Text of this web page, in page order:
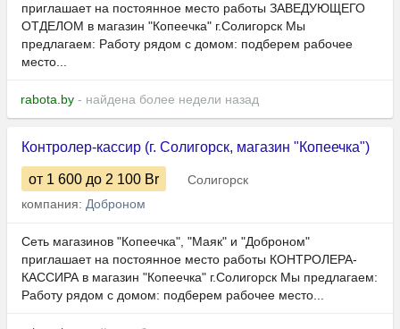
приглашает на постоянное место работы ЗАВЕДУЮЩЕГО
ОТДЕЛОМ в магазин "Копеечка" г.Солигорск Мы
предлагаем: Работу рядом с домом: подберем рабочее
место...
rabota.by - найдена более недели назад
Контролер-кассир (г. Солигорск, магазин "Копеечка")
от 1 600 до 2 100 Br
Солигорск
компания: Доброном
Сеть магазинов "Копеечка", "Маяк" и "Доброном"
приглашает на постоянное место работы КОНТРОЛЕРА-
КАССИРА в магазин "Копеечка" г.Солигорск Мы предлагаем:
Работу рядом с домом: подберем рабочее место...